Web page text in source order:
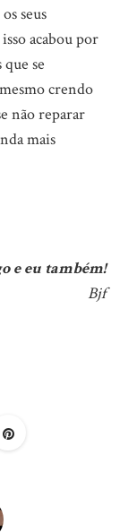
seus
acabou por
se
crendo
não reparar
mais
e eu também!
Bjf